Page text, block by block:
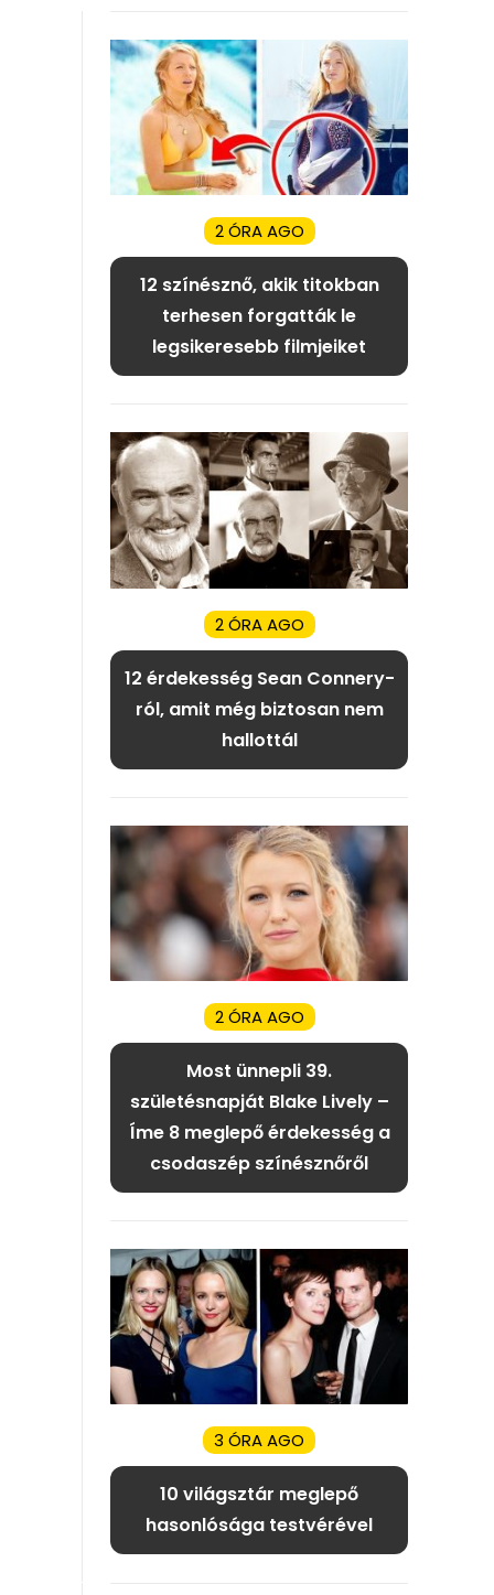
2 ÓRA AGO
12 színésznő, akik titokban
terhesen forgatták le
legsikeresebb filmjeiket
2 ÓRA AGO
12 érdekesség Sean Connery-
ról, amit még biztosan nem
hallottál
2 ÓRA AGO
Most ünnepli 39.
születésnapját Blake Lively –
Íme 8 meglepő érdekesség a
csodaszép színésznőről
3 ÓRA AGO
10 világsztár meglepő
hasonlósága testvérével